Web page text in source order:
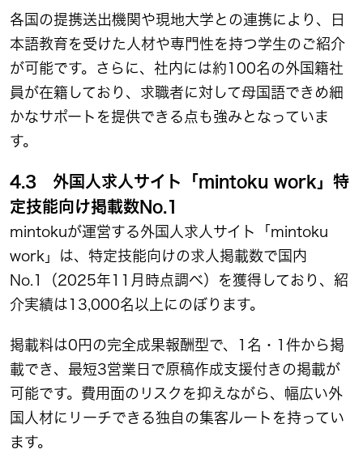
各国の提携送出機関や現地大学との連携により、日
本語教育を受けた人材や専門性を持つ学生のご紹介
が可能です。さらに、社内には約100名の外国籍社
員が在籍しており、求職者に対して母国語できめ細
かなサポートを提供できる点も強みとなっていま
す。
4.3 外国人求人サイト「mintoku work」特
定技能向け掲載数No.1
mintokuが運営する外国人求人サイト「mintoku
work」は、特定技能向けの求人掲載数で国内
No.1（2025年11月時点調べ）を獲得しており、紹
介実績は13,000名以上にのぼります。
掲載料は0円の完全成果報酬型で、1名・1件から掲
載でき、最短3営業日で原稿作成支援付きの掲載が
可能です。費用面のリスクを抑えながら、幅広い外
国人材にリーチできる独自の集客ルートを持ってい
ます。